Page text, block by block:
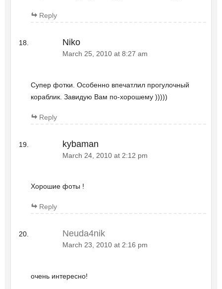
Reply
Niko
March 25, 2010 at 8:27 am
Супер фотки. Особенно впечатлил прогулочный
кораблик. Завидую Вам по-хорошему )))))
Reply
kybaman
March 24, 2010 at 2:12 pm
Хорошие фоты !
Reply
Neuda4nik
March 23, 2010 at 2:16 pm
очень интересно!